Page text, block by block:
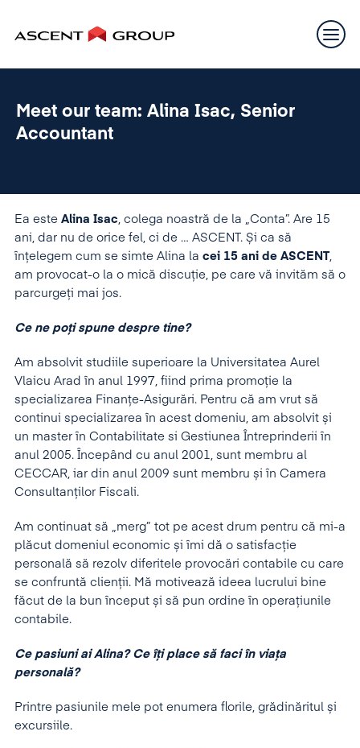
Meet our team: Alina Isac, Senior
Accountant
Ea este Alina Isac, colega noastră de la „Conta”. Are 15
ani, dar nu de orice fel, ci de … ASCENT. Și ca să
înțelegem cum se simte Alina la cei 15 ani de ASCENT,
am provocat-o la o mică discuție, pe care vă invităm să o
parcurgeți mai jos.
Ce ne poți spune despre tine?
Am absolvit studiile superioare la Universitatea Aurel
Vlaicu Arad în anul 1997, fiind prima promoție la
specializarea Finanțe-Asigurări. Pentru că am vrut să
continui specializarea în acest domeniu, am absolvit și
un master în Contabilitate si Gestiunea Întreprinderii în
anul 2005. Începând cu anul 2001, sunt membru al
CECCAR, iar din anul 2009 sunt membru și în Camera
Consultanților Fiscali.
Am continuat să „merg” tot pe acest drum pentru că mi-a
plăcut domeniul economic și îmi dă o satisfacție
personală să rezolv diferitele provocări contabile cu care
se confruntă clienții. Mă motivează ideea lucrului bine
făcut de la bun început și să pun ordine în operațiunile
contabile.
Ce pasiuni ai Alina? Ce îți place să faci în viața
personală?
Printre pasiunile mele pot enumera florile, grădinăritul și
excursiile.